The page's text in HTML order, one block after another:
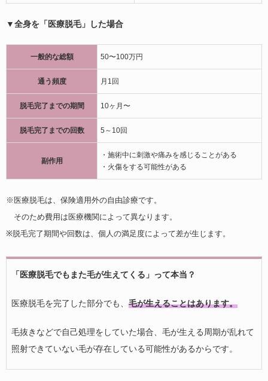
▼全身を「医療脱毛」した場合
一般的な総額 50〜100万円
通う頻度 月1回
脱毛完了までの期間 10ヶ月〜
脱毛完了までの回数 5～10回
副作用
・施術中に刺激や痛みを感じることがある
・火傷をする可能性がある
※医療脱毛は、保険適用外の自由診療です。
そのため費用は医療機関によって異なります。
※脱毛完了期間や回数は、個人の満足度によって差が生じます。
「医療脱毛でもまた毛が生えてくる」って本当？
医療脱毛を完了した部分でも、 毛が生えることはあります。
毛抜きなどで自己処理をしていた場合、毛が生える周期が乱れて
照射できていない毛が存在している可能性があるからです。